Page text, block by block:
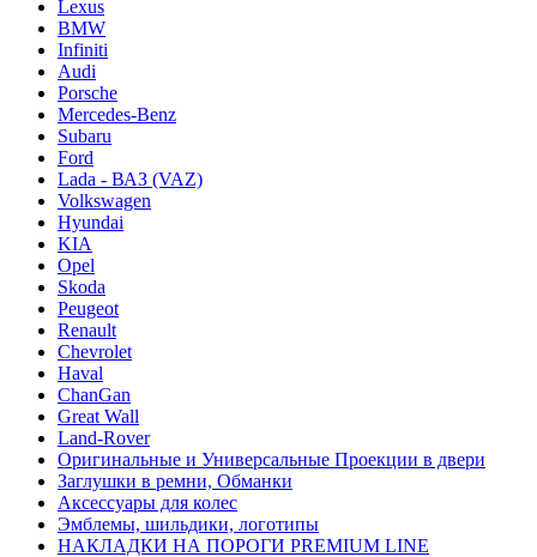
Lexus
BMW
Infiniti
Audi
Porsche
Mercedes-Benz
Subaru
Ford
Lada - ВАЗ (VAZ)
Volkswagen
Hyundai
KIA
Opel
Skoda
Peugeot
Renault
Chevrolet
Haval
ChanGan
Great Wall
Land-Rover
Оригинальные и Универсальные Проекции в двери
Заглушки в ремни, Обманки
Аксессуары для колес
Эмблемы, шильдики, логотипы
НАКЛАДКИ НА ПОРОГИ PREMIUM LINE